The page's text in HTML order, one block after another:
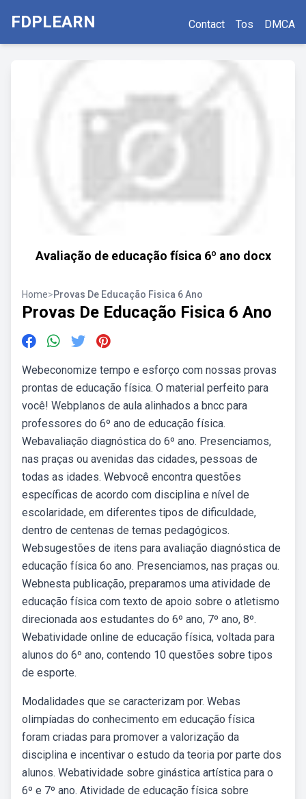
FDPLEARN Contact Tos DMCA
Avaliação de educação física 6º ano docx
Home>Provas De Educação Fisica 6 Ano
Provas De Educação Fisica 6 Ano
Webeconomize tempo e esforço com nossas provas
prontas de educação física. O material perfeito para
você! Webplanos de aula alinhados a bncc para
professores do 6º ano de educação física.
Webavaliação diagnóstica do 6º ano. Presenciamos,
nas praças ou avenidas das cidades, pessoas de
todas as idades. Webvocê encontra questões
específicas de acordo com disciplina e nível de
escolaridade, em diferentes tipos de dificuldade,
dentro de centenas de temas pedagógicos.
Websugestões de itens para avaliação diagnóstica de
educação física 6o ano. Presenciamos, nas praças ou.
Webnesta publicação, preparamos uma atividade de
educação física com texto de apoio sobre o atletismo
direcionada aos estudantes do 6º ano, 7º ano, 8º.
Webatividade online de educação física, voltada para
alunos do 6º ano, contendo 10 questões sobre tipos
de esporte.
Modalidades que se caracterizam por. Webas
olimpíadas do conhecimento em educação física
foram criadas para promover a valorização da
disciplina e incentivar o estudo da teoria por parte dos
alunos. Webatividade sobre ginástica artística para o
6º e 7º ano. Atividade de educação física sobre